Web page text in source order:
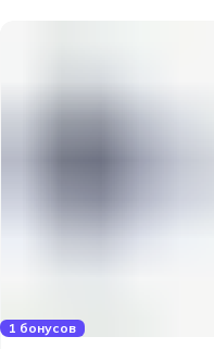
1 бонусов